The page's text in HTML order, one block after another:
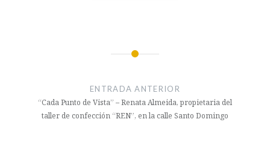
entradas
ENTRADA ANTERIOR
“Cada Punto de Vista” – Renata Almeida, propietaria del
taller de confección “REN”, en la calle Santo Domingo